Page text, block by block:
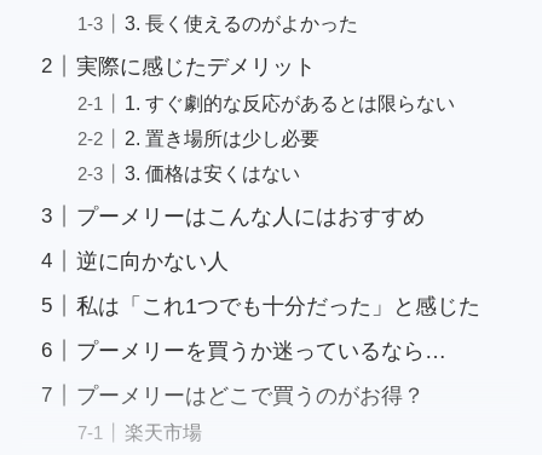
3. 長く使えるのがよかった
実際に感じたデメリット
1. すぐ劇的な反応があるとは限らない
2. 置き場所は少し必要
3. 価格は安くはない
プーメリーはこんな人にはおすすめ
逆に向かない人
私は「これ1つでも十分だった」と感じた
プーメリーを買うか迷っているなら…
プーメリーはどこで買うのがお得？
楽天市場